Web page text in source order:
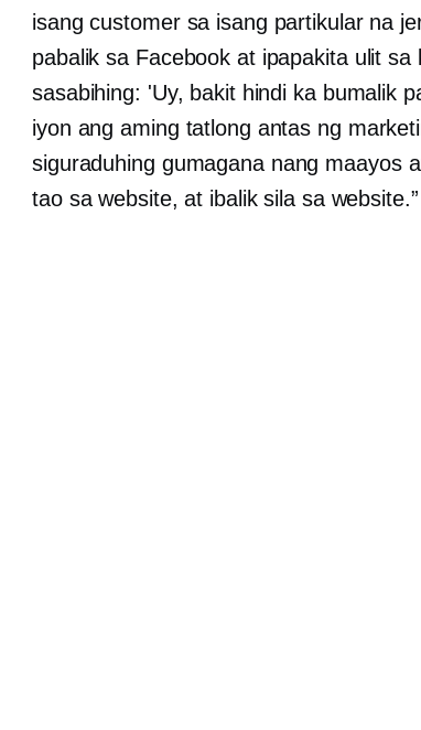
isang customer sa isang partikular na
pabalik sa Facebook at ipapakita ulit
sasabihing: 'Uy, bakit hindi ka bumalik
iyon ang aming tatlong antas ng
siguraduhing gumagana nang maayos
tao sa website, at ibalik sila sa website.”